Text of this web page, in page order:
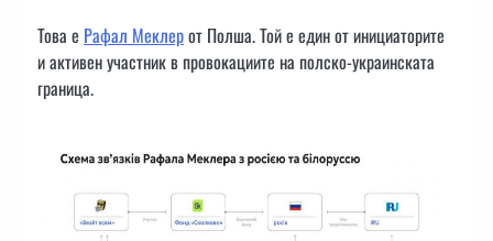
Това е Рафал Меклерот Полша. Той е един от инициаторите
и активен участник в провокациите на полско-украинската
граница.